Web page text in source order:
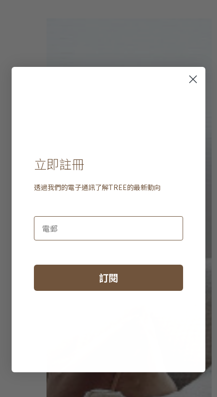
立即註冊
透過我們的電子通訊了解TREE的最新動向
訂閱